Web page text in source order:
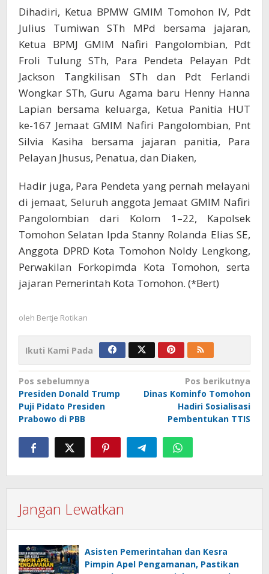
Dihadiri, Ketua BPMW GMIM Tomohon IV, Pdt
Julius Tumiwan STh MPd bersama jajaran,
Ketua BPMJ GMIM Nafiri Pangolombian, Pdt
Froli Tulung STh, Para Pendeta Pelayan Pdt
Jackson Tangkilisan STh dan Pdt Ferlandi
Wongkar STh, Guru Agama baru Henny Hanna
Lapian bersama keluarga, Ketua Panitia HUT
ke-167 Jemaat GMIM Nafiri Pangolombian, Pnt
Silvia Kasiha bersama jajaran panitia, Para
Pelayan Jhusus, Penatua, dan Diaken,
Hadir juga, Para Pendeta yang pernah melayani
di jemaat, Seluruh anggota Jemaat GMIM Nafiri
Pangolombian dari Kolom 1–22, Kapolsek
Tomohon Selatan Ipda Stanny Rolanda Elias SE,
Anggota DPRD Kota Tomohon Noldy Lengkong,
Perwakilan Forkopimda Kota Tomohon, serta
jajaran Pemerintah Kota Tomohon. (*Bert)
oleh Bertje Rotikan
Ikuti Kami Pada
Navigasi
pos
Pos sebelumnya
Presiden Donald Trump
Puji Pidato Presiden
Prabowo di PBB
Pos berikutnya
Dinas Kominfo Tomohon
Hadiri Sosialisasi
Pembentukan TTIS
Jangan Lewatkan
Asisten Pemerintahan dan Kesra
Pimpin Apel Pengamanan, Pastikan